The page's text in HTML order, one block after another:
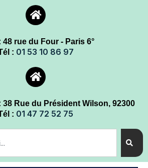
48 rue du Four - Paris 6°
: 01 53 10 86 97
38 Rue du Président Wilson, 92300
: 01 47 72 52 75